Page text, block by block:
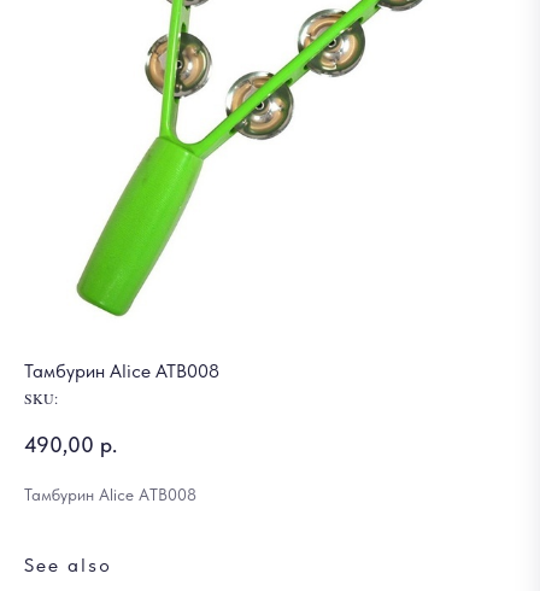
Тамбурин Alice ATB008
SKU:
490,00 р.
Тамбурин Alice ATB008
See also